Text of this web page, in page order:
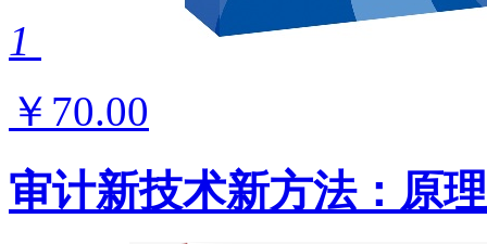
1
￥70.00
审计新技术新方法：原